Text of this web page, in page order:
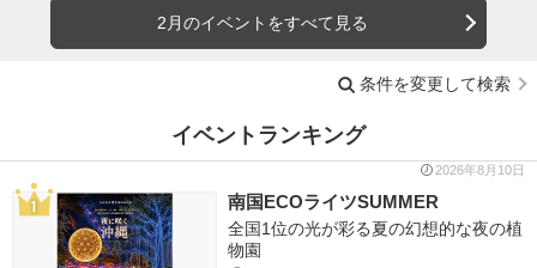
2月のイベントをすべて見る
条件を変更して検索
イベントランキング
2026年8月10日
南国ECOライツSUMMER
全国1位の光が彩る夏の幻想的な夜の植
物園